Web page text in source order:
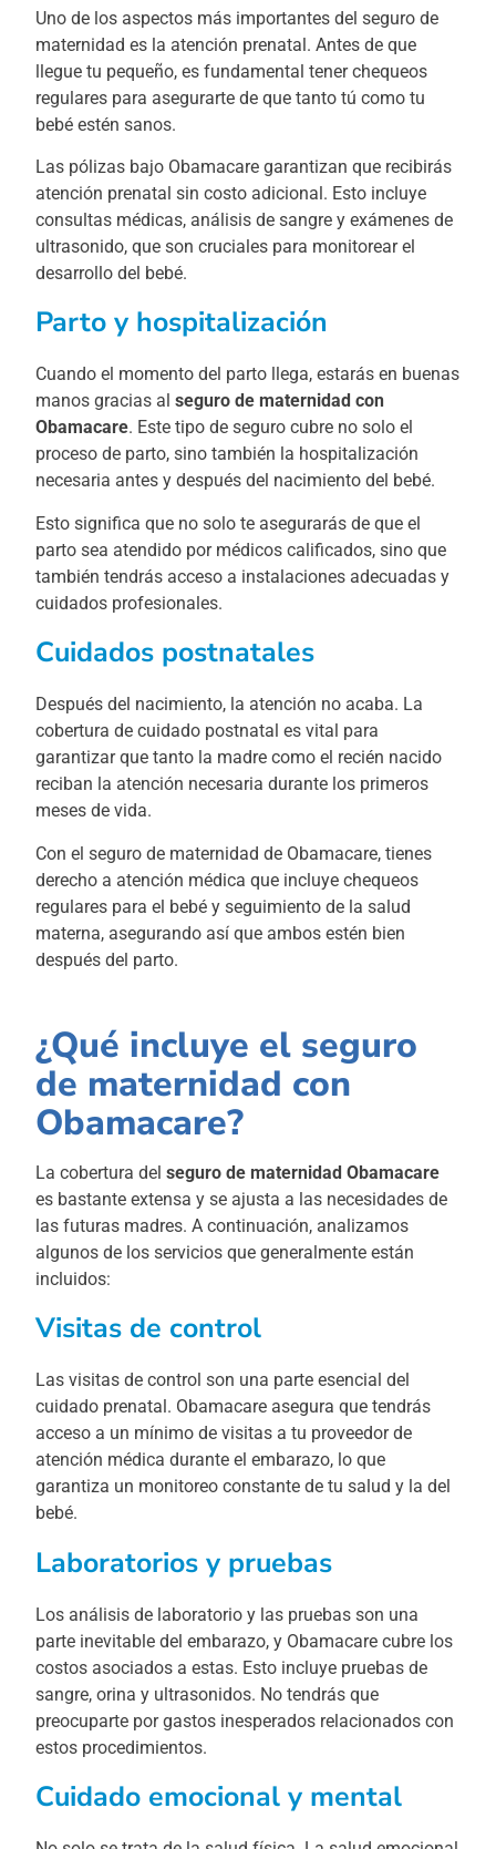
Uno de los aspectos más importantes del seguro de
maternidad es la atención prenatal. Antes de que
llegue tu pequeño, es fundamental tener chequeos
regulares para asegurarte de que tanto tú como tu
bebé estén sanos.
Las pólizas bajo Obamacare garantizan que recibirás
atención prenatal sin costo adicional. Esto incluye
consultas médicas, análisis de sangre y exámenes de
ultrasonido, que son cruciales para monitorear el
desarrollo del bebé.
Parto y hospitalización
Cuando el momento del parto llega, estarás en buenas
manos gracias alseguro de maternidad con
Obamacare. Este tipo de seguro cubre no solo el
proceso de parto, sino también la hospitalización
necesaria antes y después del nacimiento del bebé.
Esto significa que no solo te asegurarás de que el
parto sea atendido por médicos calificados, sino que
también tendrás acceso a instalaciones adecuadas y
cuidados profesionales.
Cuidados postnatales
Después del nacimiento, la atención no acaba. La
cobertura de cuidado postnatal es vital para
garantizar que tanto la madre como el recién nacido
reciban la atención necesaria durante los primeros
meses de vida.
Con el seguro de maternidad de Obamacare, tienes
derecho a atención médica que incluye chequeos
regulares para el bebé y seguimiento de la salud
materna, asegurando así que ambos estén bien
después del parto.
¿Qué incluye el seguro
de maternidad con
Obamacare?
La cobertura delseguro de maternidad Obamacare
es bastante extensa y se ajusta a las necesidades de
las futuras madres. A continuación, analizamos
algunos de los servicios que generalmente están
incluidos:
Visitas de control
Las visitas de control son una parte esencial del
cuidado prenatal. Obamacare asegura que tendrás
acceso a un mínimo de visitas a tu proveedor de
atención médica durante el embarazo, lo que
garantiza un monitoreo constante de tu salud y la del
bebé.
Laboratorios y pruebas
Los análisis de laboratorio y las pruebas son una
parte inevitable del embarazo, y Obamacare cubre los
costos asociados a estas. Esto incluye pruebas de
sangre, orina y ultrasonidos. No tendrás que
preocuparte por gastos inesperados relacionados con
estos procedimientos.
Cuidado emocional y mental